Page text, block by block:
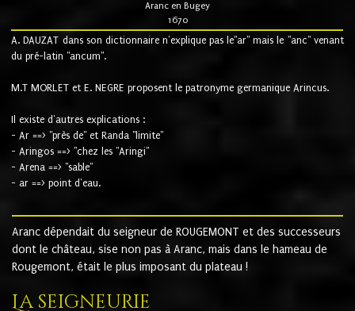
Aranc en Bugey
1670
A. DAUZAT dans son dictionnaire n'explique pas le"ar" mais le "anc" venant
du pré-latin "ancum".
M.T MORLET et E. NEGRE proposent le patronyme germanique Arincus.
Il existe d'autres explications :
- Ar ==> "près de" et Randa "limite"
- Aringos ==> "chez les "Aringi"
- Arena ==> "sable"
- ar ==> point d'eau.
Aranc dépendait du seigneur de ROUGEMONT et des successeurs
dont le château, sise non pas à Aranc, mais dans le hameau de
Rougemont, était le plus imposant du plateau !
La seigneurie